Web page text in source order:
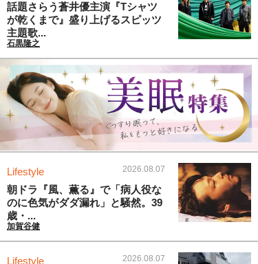
話題さらう蒼井優主演『Tシャツ
が乾くまで』盛り上げるスピッツ
主題歌...
石黒隆之
Lifestyle 2026.08.07
朝ドラ『風、薫る』で「病人役な
のに色気がダダ漏れ」と騒然。39
歳・...
加賀谷健
Lifestyle 2026.08.07